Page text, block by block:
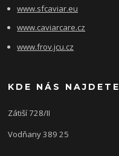
www.sfcaviar.eu
www.caviarcare.cz
www.frov.jcu.cz
KDE NÁS NAJDETE
Zátiší 728/II
Vodňany 389 25